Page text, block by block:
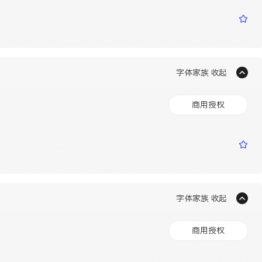
字体家族 收起
商用授权
字体家族 收起
商用授权